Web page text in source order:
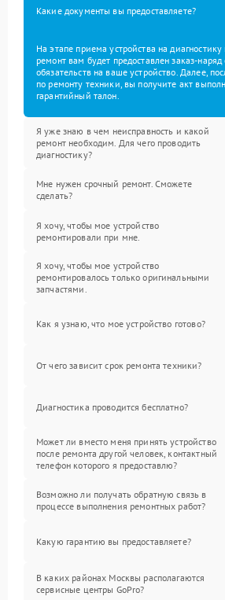
Какие документы вы предоставляете?
На этапе приема устройства на
ремонт вам будет предоставлен заказ-
обязательств на ваше устройство. Далее,
по ремонту техники, вы получите акт
гарантийный талон.
Я уже знаю в чем неисправность и какой
ремонт необходим. Для чего проводить
диагностику?
Мне нужен срочный ремонт. Сможете
сделать?
Я хочу, чтобы мое устройство
ремонтировали при мне.
Я хочу, чтобы мое устройство
ремонтировалось только оригинальными
запчастями.
Как я узнаю, что мое устройство готово?
От чего зависит срок ремонта техники?
Диагностика проводится бесплатно?
Может ли вместо меня принять устройство
после ремонта другой человек, контактный
телефон которого я предоставлю?
Возможно ли получать обратную связь в
процессе выполнения ремонтных работ?
Какую гарантию вы предоставляете?
В каких районах Москвы располагаются
сервисные центры GoPro?